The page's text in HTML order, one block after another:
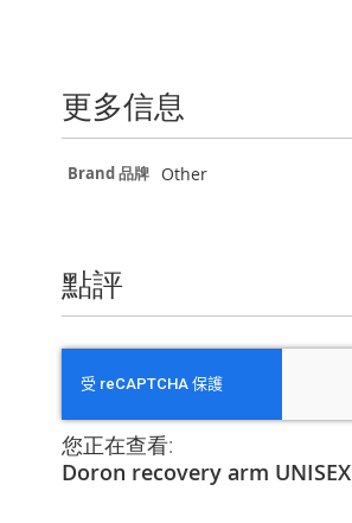
更多信息
更
Brand 品牌 Other
點評
您正在查看:
Doron recovery arm UNISEX